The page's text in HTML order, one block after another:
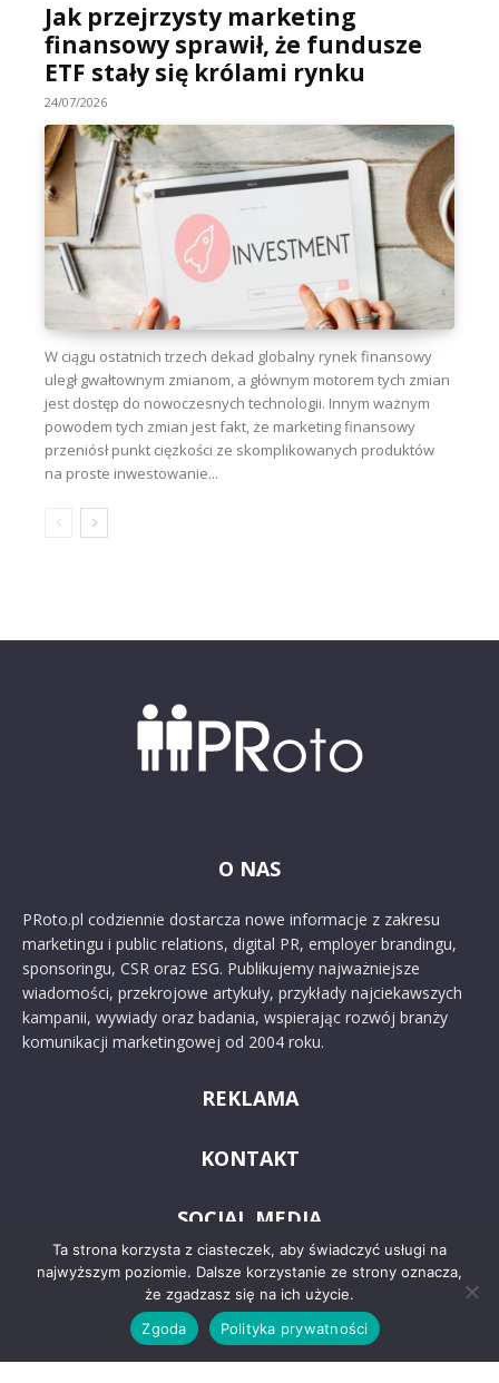
Jak przejrzysty marketing
finansowy sprawił, że fundusze
ETF stały się królami rynku
24/07/2026
W ciągu ostatnich trzech dekad globalny rynek finansowy
uległ gwałtownym zmianom, a głównym motorem tych zmian
jest dostęp do nowoczesnych technologii. Innym ważnym
powodem tych zmian jest fakt, że marketing finansowy
przeniósł punkt ciężkości ze skomplikowanych produktów
na proste inwestowanie...
O NAS
PRoto.pl codziennie dostarcza nowe informacje z zakresu
marketingu i public relations, digital PR, employer brandingu,
sponsoringu, CSR oraz ESG. Publikujemy najważniejsze
wiadomości, przekrojowe artykuły, przykłady najciekawszych
kampanii, wywiady oraz badania, wspierając rozwój branży
komunikacji marketingowej od 2004 roku.
REKLAMA
KONTAKT
SOCIAL MEDIA
Ta strona korzysta z ciasteczek, aby świadczyć usługi na
najwyższym poziomie. Dalsze korzystanie ze strony oznacza,
że zgadzasz się na ich użycie.
Zgoda
Polityka prywatności